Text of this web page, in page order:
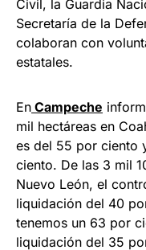
Civil, la Guardia
Secretaría de la
colaboran con
estatales.
En Campeche
mil hectáreas en
es del 55 por ciento
ciento. De las 3 mil
Nuevo León, el
liquidación del 40
tenemos un 63 por
liquidación del 35